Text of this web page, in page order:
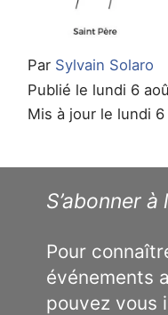
Par Sylvain Solaro
Publié le lundi 6
Mis à jour le lundi
S’abonner à
Pour
événements
pouvez vous